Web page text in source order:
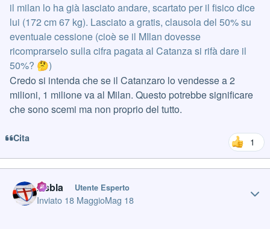
il milan lo ha già lasciato andare, scartato per il fisico dice
lui (172 cm 67 kg). Lasciato a gratis, clausola del 50% su
eventuale cessione (cioè se il MIlan dovesse
ricomprarselo sulla cifra pagata al Catanza si rifà dare il
50%? 🤔)
Credo si intenda che se il Catanzaro lo vendesse a 2
milioni, 1 milione va al Milan. Questo potrebbe significare
che sono scemi ma non proprio del tutto.
Cita 1
Asbla Utente Esperto
Inviato 18 MaggioMag 18